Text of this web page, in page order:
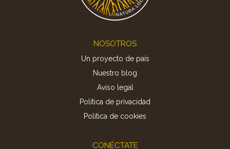
NOSOTROS
Un proyecto de país
Nuestro blog
Aviso legal
Política de privacidad
Politica de cookies
CONÉCTATE